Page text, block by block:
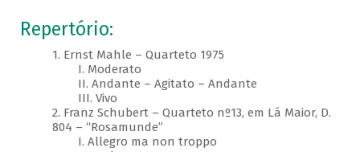
Repertório:
1. Ernst Mahle – Quarteto 1975
I. Moderato
II. Andante – Agitato – Andante
III. Vivo
2. Franz Schubert – Quarteto nº13, em Lá Maior, D.
804 – “Rosamunde”
I. Allegro ma non troppo